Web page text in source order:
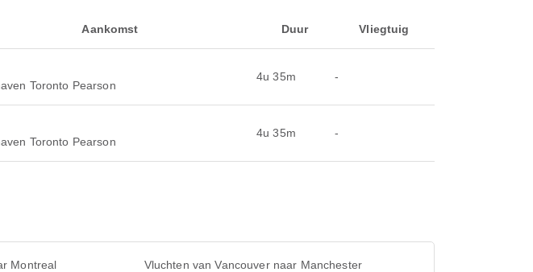
Aankomst Duur Vliegtuig
Toronto Pearson
4u 35m -
Toronto Pearson
4u 35m -
Montreal Vluchten van Vancouver naar Manchester